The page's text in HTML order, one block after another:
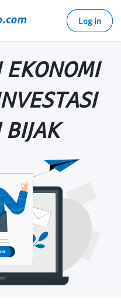
Log in